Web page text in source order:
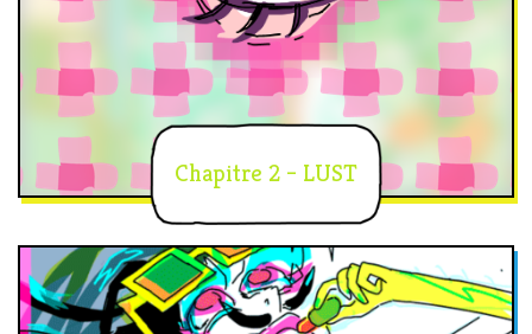
Chapitre 2 – LUST